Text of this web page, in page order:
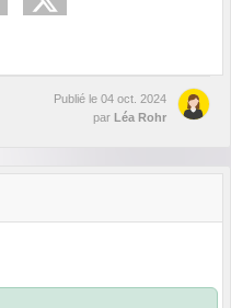
Publié le 04 oct. 2024
par
Léa Rohr